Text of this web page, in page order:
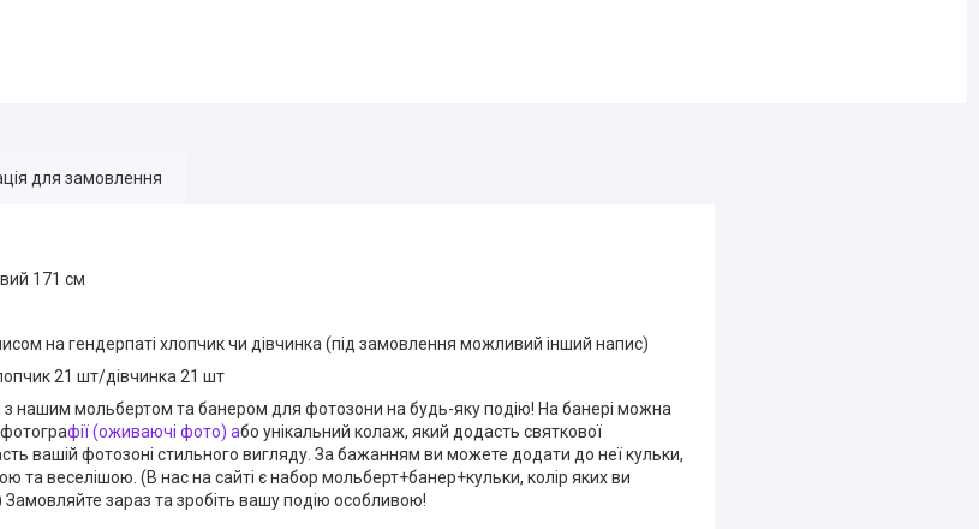
для замовлення
171 см
на гендерпаті хлопчик чи дівчинка (під замовлення можливий інший напис)
21 шт/дівчинка 21 шт
з нашим мольбертом та банером для фотозони на будь-яку подію! На банері можна
фотографії (оживаючі фото) або унікальний колаж, який додасть святкової
вашій фотозоні стильного вигляду. За бажанням ви можете додати до неї кульки,
та веселішою. (В нас на сайті є набор мольберт+банер+кульки, колір яких ви
зараз та зробіть вашу подію особливою!